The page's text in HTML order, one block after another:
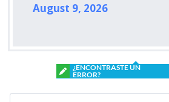
August 9, 2026
¿ENCONTRASTE UN
ERROR?